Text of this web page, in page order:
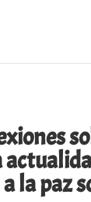
la paz